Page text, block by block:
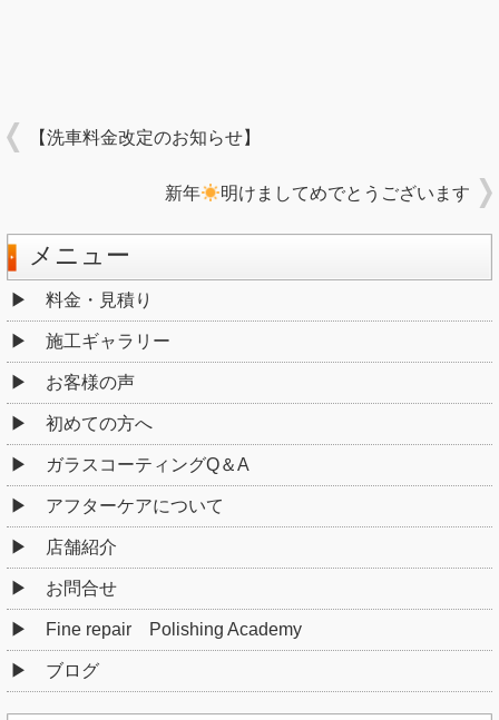
【洗車料金改定のお知らせ】
新年 明けましてめでとうございます
メニュー
料金・見積り
施工ギャラリー
お客様の声
初めての方へ
ガラスコーティングQ＆A
アフターケアについて
店舗紹介
お問合せ
Fine repair Polishing Academy
ブログ